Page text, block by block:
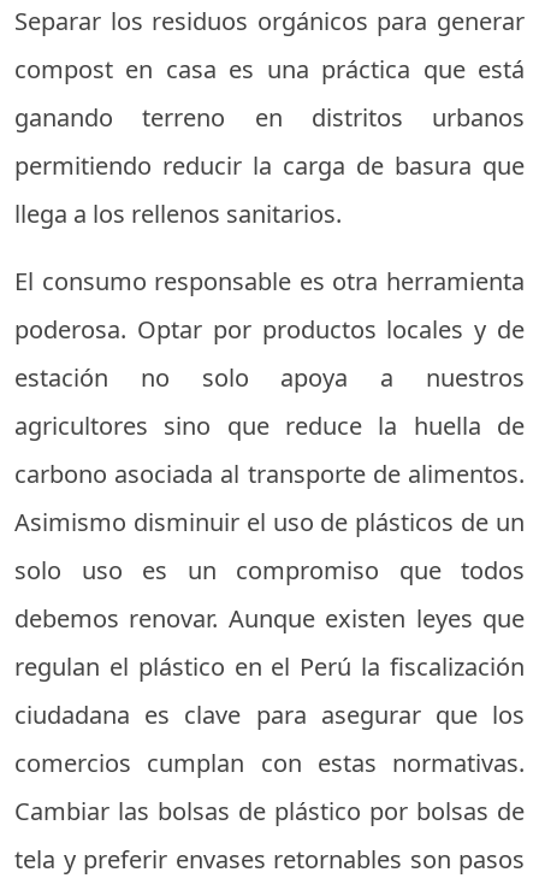
Separar los residuos orgánicos para generar
compost en casa es una práctica que está
ganando terreno en distritos urbanos
permitiendo reducir la carga de basura que
llega a los rellenos sanitarios.
El consumo responsable es otra herramienta
poderosa. Optar por productos locales y de
estación no solo apoya a nuestros
agricultores sino que reduce la huella de
carbono asociada al transporte de alimentos.
Asimismo disminuir el uso de plásticos de un
solo uso es un compromiso que todos
debemos renovar. Aunque existen leyes que
regulan el plástico en el Perú la fiscalización
ciudadana es clave para asegurar que los
comercios cumplan con estas normativas.
Cambiar las bolsas de plástico por bolsas de
tela y preferir envases retornables son pasos